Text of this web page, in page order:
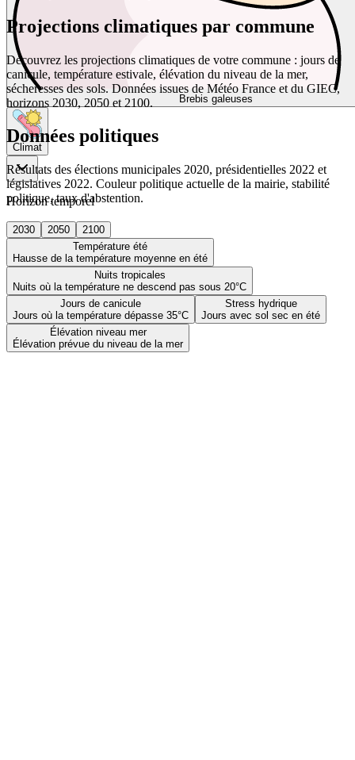
Brebis galeuses
Climat
Horizon temporel
2030 2050
2100
Température été
Hausse de la température moyenne en été
Nuits tropicales
Nuits où la température ne descend pas sous 20°C
Jours de canicule
Jours où la température dépasse 35°C
Stress hydrique
Jours avec sol sec en été
Élévation niveau mer
Élévation prévue du niveau de la mer
Projections climatiques par commune
Découvrez les projections climatiques de votre commune : jours de
canicule, température estivale, élévation du niveau de la mer,
sécheresses des sols. Données issues de Météo France et du GIEC,
horizons 2030, 2050 et 2100.
Données politiques
Résultats des élections municipales 2020, présidentielles 2022 et
législatives 2022. Couleur politique actuelle de la mairie, stabilité
politique, taux d'abstention.